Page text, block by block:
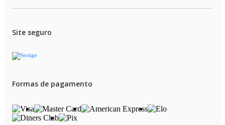
Site seguro
Formas de pagamento